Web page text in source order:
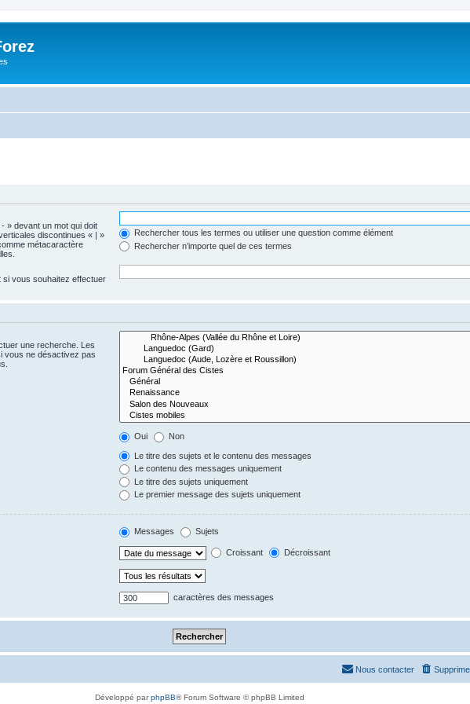
» devant un mot qui doit
discontinues « | »
métacaractère
Rechercher tous les termes ou utiliser une question comme élément
Rechercher n’importe quel de ces termes
vous souhaitez effectuer
une recherche. Les
vous ne désactivez pas
Oui Non
Le titre des sujets et le contenu des messages
Le contenu des messages uniquement
Le titre des sujets uniquement
Le premier message des sujets uniquement
Messages Sujets
Croissant Décroissant
caractères des messages
Nous contacter
Développé parphpBB® Forum Software © phpBB Limited